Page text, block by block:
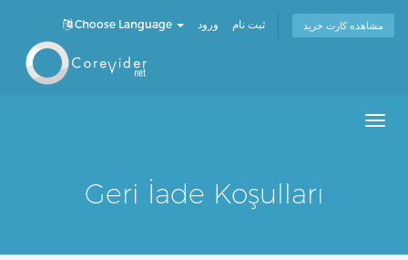
Choose Language ورود ثبت نام مشاهده کارت خرید
Geri İade Koşulları